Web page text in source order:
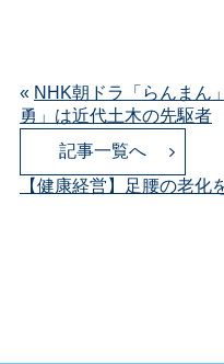
« NHK朝ドラ「らんまん
勇」は近代土木の先駆者
記事一覧へ
【健康経営】足腰の老化